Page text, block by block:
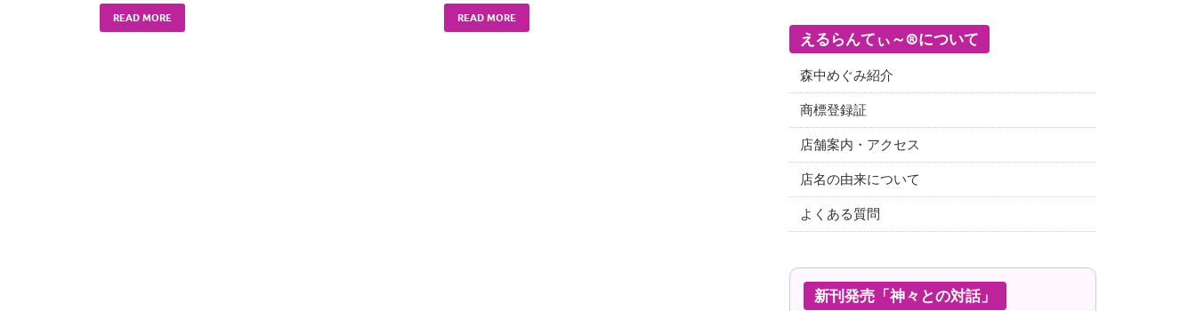
READ MORE READ MORE
えるらんてぃ～®について
森中めぐみ紹介
商標登録証
店舗案内・アクセス
店名の由来について
よくある質問
新刊発売「神々との対話」